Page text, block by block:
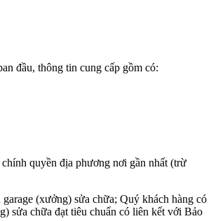
đầu, thông tin cung cấp gồm có:
quyền địa phương nơi gần nhất (trừ
(xưởng) sửa chữa; Quý khách hàng có
sửa chữa đạt tiêu chuẩn có liên kết với Bảo